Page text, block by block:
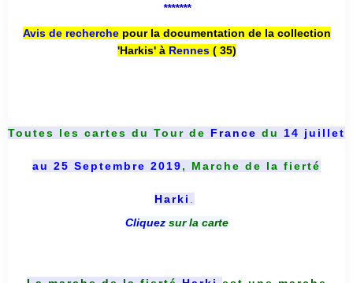
*******
Avis de recherche pour la documentation de la collection
'Harkis' à Rennes( 35)
Toutes les cartes du Tour de France du 14 juillet
au 25 Septembre 2019, Marche de la fierté
Harki
Cliquez sur la carte